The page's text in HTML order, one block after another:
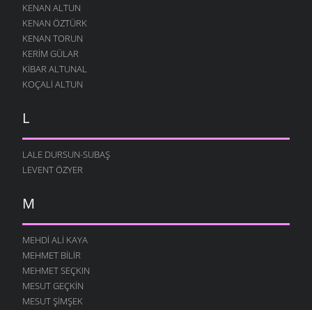
KENAN ALTUN
KENAN ÖZTÜRK
KENAN TORUN
KERIM GÜLAR
KIBAR ALTUNAL
KOÇALI ALTUN
L
LALE DURSUN-SUBAŞ
LEVENT ÖZYER
M
MEHDI ALI KAYA
MEHMET BILIR
MEHMET SEÇKIN
MESUT GEÇKIN
MESUT ŞIMŞEK